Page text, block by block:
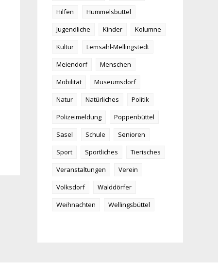
Hilfen
Hummelsbüttel
Jugendliche
Kinder
Kolumne
Kultur
Lemsahl-Mellingstedt
Meiendorf
Menschen
Mobilität
Museumsdorf
Natur
Natürliches
Politik
Polizeimeldung
Poppenbüttel
Sasel
Schule
Senioren
Sport
Sportliches
Tierisches
Veranstaltungen
Verein
Volksdorf
Walddörfer
Weihnachten
Wellingsbüttel